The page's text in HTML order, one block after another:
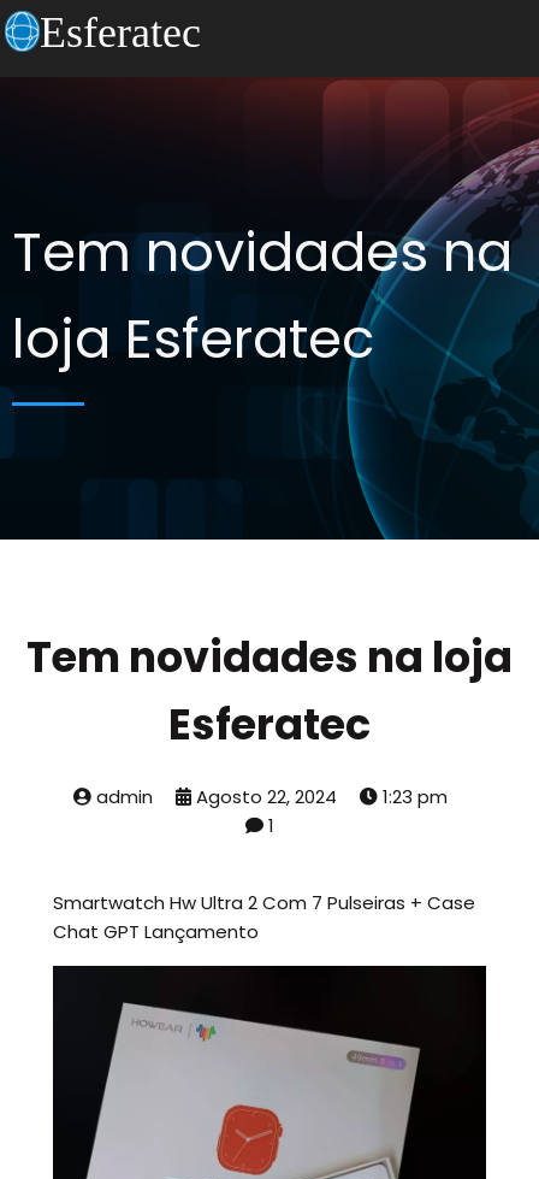
Esferatec
Tem novidades na
loja Esferatec
Tem novidades na loja
Esferatec
admin Agosto 22, 2024
1:23 pm
1
Smartwatch Hw Ultra 2 Com 7 Pulseiras + Case
Chat GPT Lançamento